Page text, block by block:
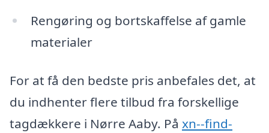
Rengøring og bortskaffelse af gamle
materialer
For at få den bedste pris anbefales det, at
du indhenter flere tilbud fra forskellige
tagdækkere i Nørre Aaby. På xn--find-